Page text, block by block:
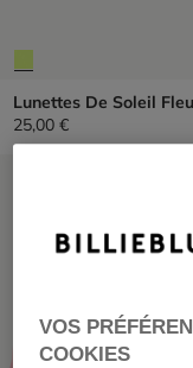
Lunettes De Soleil
25,00 €
VOS
COOKIES